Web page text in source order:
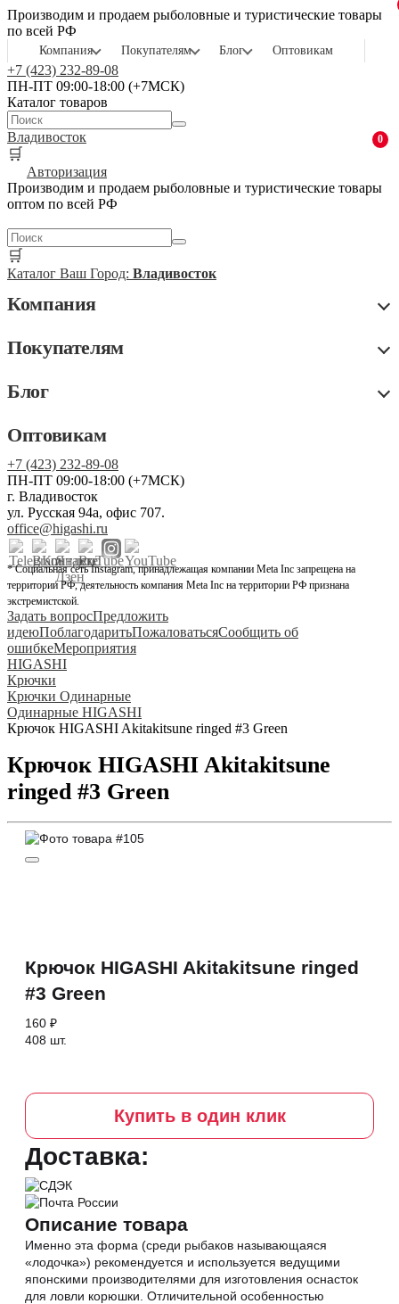
Производим и продаем рыболовные и туристические товары
по всей РФ
Компания Покупателям Блог Оптовикам
+7 (423) 232-89-08
ПН-ПТ 09:00-18:00 (+7МСК)
Каталог товаров
Владивосток
🛒
0
Авторизация
Производим и продаем рыболовные и туристические товары
оптом по всей РФ
🛒
Каталог Ваш Город: Владивосток
Компания
Покупателям
Блог
Оптовикам
+7 (423) 232-89-08
ПН-ПТ 09:00-18:00 (+7МСК)
г. Владивосток
ул. Русская 94а, офис 707.
office@higashi.ru
* Социальная сеть Instagram, принадлежащая компании Meta Inc запрещена на
территории РФ, деятельность компания Meta Inc на территории РФ признана
экстремистской.
Задать вопросПредложить
идеюПоблагодаритьПожаловатьсяСообщить об
ошибкеМероприятия
HIGASHI
Крючки
Крючки Одинарные
Одинарные HIGASHI
Крючок HIGASHI Akitakitsune ringed #3 Green
Крючок HIGASHI Akitakitsune
ringed #3 Green
Крючок HIGASHI Akitakitsune ringed
#3 Green
160 ₽
408 шт.
Купить в один клик
Доставка:
Описание товара
Именно эта форма (среди рыбаков называющаяся
«лодочка») рекомендуется и используется ведущими
японскими производителями для изготовления оснасток
для ловли корюшки. Отличительной особенностью